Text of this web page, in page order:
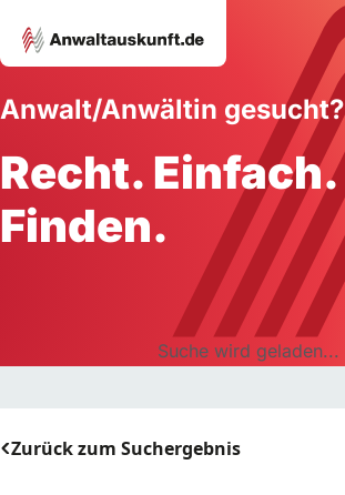
Anwalt/Anwältin gesucht?
Recht. Einfach.
Finden.
Suche wird geladen...
Zurück zum Suchergebnis